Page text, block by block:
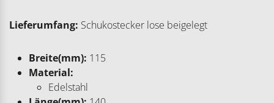
Lieferumfang: Schukostecker lose beigelegt
Breite(mm): 115
Material:
Edelstahl